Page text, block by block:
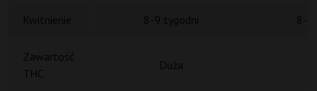
Zawartość
THC
Duża